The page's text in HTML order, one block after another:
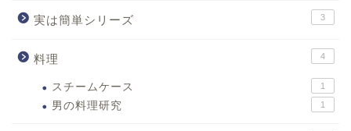
実は簡単シリーズ 3
料理 4
スチームケース 1
男の料理研究 1